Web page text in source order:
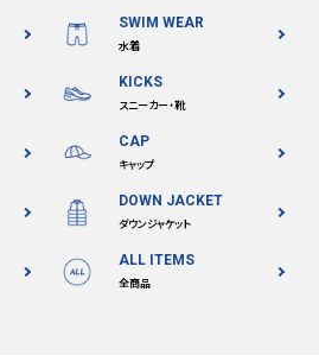
SWIM WEAR
水着
KICKS
スニーカー・靴
CAP
キャップ
DOWN JACKET
ダウンジャケット
ALL ITEMS
全商品